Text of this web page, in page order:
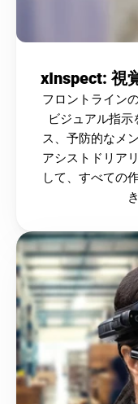
xInspect: 視
フロントライン
ビジュアル指
ス、予防的なメ
アシストドリア
して、すべての